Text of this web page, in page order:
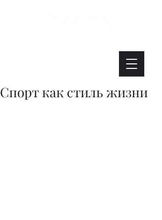
Спорт как стиль жизни